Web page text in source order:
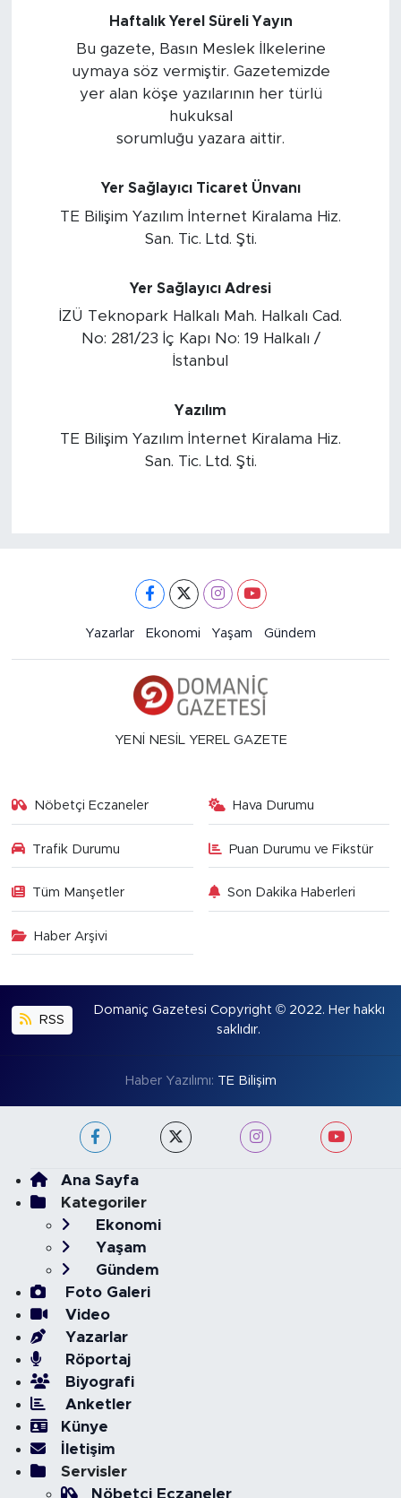
Haftalık Yerel Süreli Yayın
Bu gazete, Basın Meslek İlkelerine
uymaya söz vermiştir. Gazetemizde
yer alan köşe yazılarının her türlü
hukuksal
sorumluğu yazara aittir.
Yer Sağlayıcı Ticaret Ünvanı
TE Bilişim Yazılım İnternet Kiralama Hiz.
San. Tic. Ltd. Şti.
Yer Sağlayıcı Adresi
İZÜ Teknopark Halkalı Mah. Halkalı Cad.
No: 281/23 İç Kapı No: 19 Halkalı /
İstanbul
Yazılım
TE Bilişim Yazılım İnternet Kiralama Hiz.
San. Tic. Ltd. Şti.
Yazarlar Ekonomi Yaşam Gündem
YENİ NESİL YEREL GAZETE
Nöbetçi Eczaneler Hava Durumu
Trafik Durumu Puan Durumu ve Fikstür
Tüm Manşetler Son Dakika Haberleri
Haber Arşivi
RSS
Domaniç Gazetesi Copyright © 2022. Her hakkı
saklıdır.
Haber Yazılımı: TE Bilişim
Ana Sayfa
Kategoriler
Ekonomi
Yaşam
Gündem
Foto Galeri
Video
Yazarlar
Röportaj
Biyografi
Anketler
Künye
İletişim
Servisler
Nöbetçi Eczaneler